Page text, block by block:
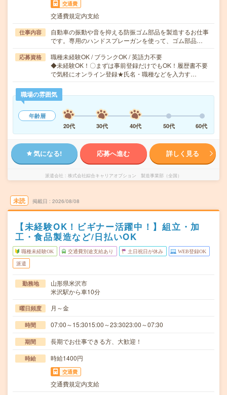
交通費
交通費規定内支給
仕事内容
自動車の振動や音を抑える防振ゴム部品を製造するお仕事
です。専用のハンドスプレーガンを使って、ゴム部品…
応募資格
職種未経験OK / ブランクOK / 英語力不要
◆未経験OK！〇まずは事前登録だけでもOK！履歴書不要
で気軽にオンライン登録★氏名・職種などを入力す…
職場の雰囲気
年齢層
20代
30代 40代 50代 60代
気になる! 応募へ進む 詳しく見る
派遣会社 株式会社綜合キャリアオプション 製造事業部（全国）
未読 掲載日 2026/08/08
【未経験OK！ビギナー活躍中！】組立・加
工・食品製造など/日払いOK
職種未経験OK 交通費別途支給あり 土日祝日が休み WEB登録OK
派遣
勤務地
山形県米沢市
米沢駅から車10分
曜日頻度 月～金
時間 07:00～15:3015:00～23:3023:00～07:30
期間 長期でお仕事できる方、大歓迎！
時給 時給1400円
交通費
交通費規定内支給